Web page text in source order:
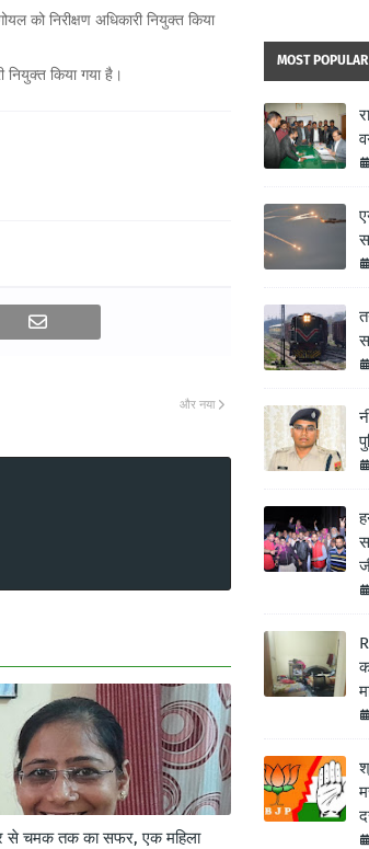
को निरीक्षण अधिकारी नियुक्त किया
किया गया है।
और नया
से चमक तक का सफर, एक महिला
MOST POPULAR